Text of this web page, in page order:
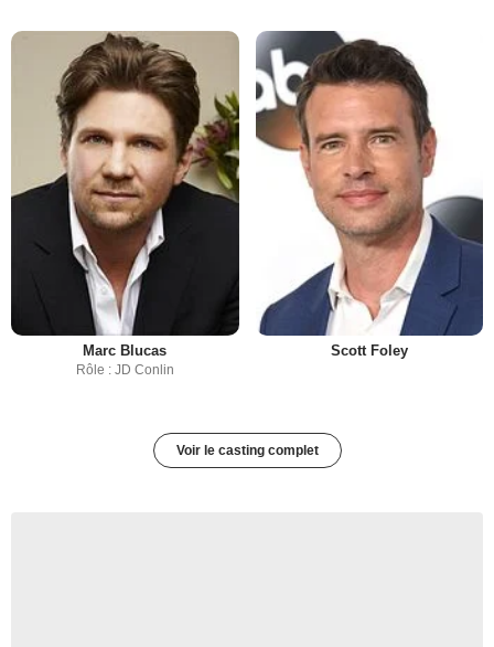
Marc Blucas
Rôle : JD Conlin
Scott Foley
Voir le casting complet